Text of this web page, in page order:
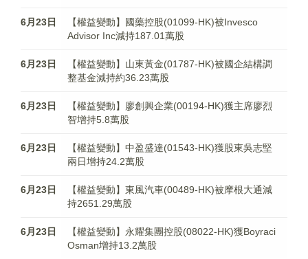
6月23日
【權益變動】國藥控股(01099-HK)被Invesco
Advisor Inc減持187.01萬股
6月23日
【權益變動】山東黃金(01787-HK)被國企結構調
整基金減持約36.23萬股
6月23日
【權益變動】廖創興企業(00194-HK)獲主席廖烈
智增持5.8萬股
6月23日
【權益變動】中盈盛達(01543-HK)獲股東吳志堅
兩日增持24.2萬股
6月23日
【權益變動】東風汽車(00489-HK)被摩根大通減
持2651.29萬股
6月23日
【權益變動】永耀集團控股(08022-HK)獲Boyraci
Osman增持13.2萬股